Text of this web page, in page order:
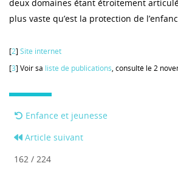
deux domaines étant étroitement
plus vaste qu’est la protection de
[2] Site internet
[3] Voir sa liste de publications, consulté le 2
Enfance et jeunesse
Article suivant
162 / 224